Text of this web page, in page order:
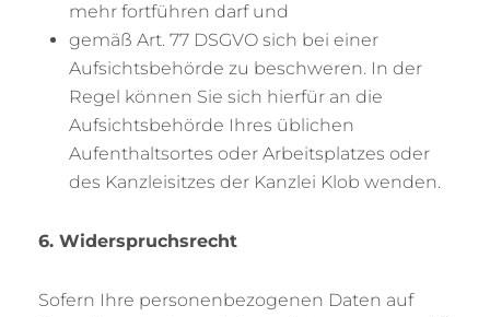
mehr fortführen darf und
gemäß Art. 77 DSGVO sich bei einer
Aufsichtsbehörde zu beschweren. In der
Regel können Sie sich hierfür an die
Aufsichtsbehörde Ihres üblichen
Aufenthaltsortes oder Arbeitsplatzes oder
des Kanzleisitzes der Kanzlei Klob wenden.
6. Widerspruchsrecht
Sofern Ihre personenbezogenen Daten auf